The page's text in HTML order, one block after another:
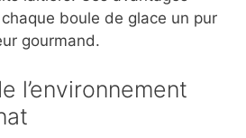
boule de glace un pur
gourmand.
l’environnement